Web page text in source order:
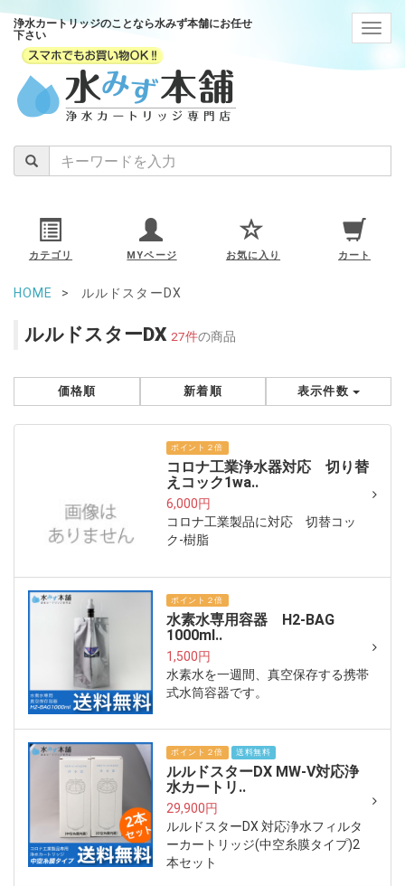
浄水カートリッジのことなら水みず本舗にお任せ
下さい
カテゴリ MYページ お気に入り カート
HOME ルルドスターDX
ルルドスターDX 27件の商品
価格順 新着順 表示件数
ポイント２倍
コロナ工業浄水器対応 切り替
えコック1wa..
6,000円
コロナ工業製品に対応 切替コッ
ク-樹脂
ポイント２倍
水素水専用容器 H2-BAG
1000ml..
1,500円
水素水を一週間、真空保存する携帯
式水筒容器です。
ポイント２倍 送料無料
ルルドスターDX MW-V対応浄
水カートリ..
29,900円
ルルドスターDX 対応浄水フィルタ
ーカートリッジ(中空糸膜タイプ)2
本セット